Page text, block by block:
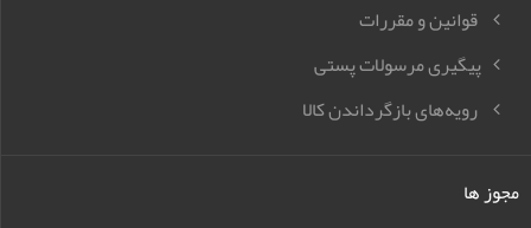
قوانین و مقررات
پیگیری مرسولات پستی
رویه‌های بازگرداندن کالا
مجوز ها